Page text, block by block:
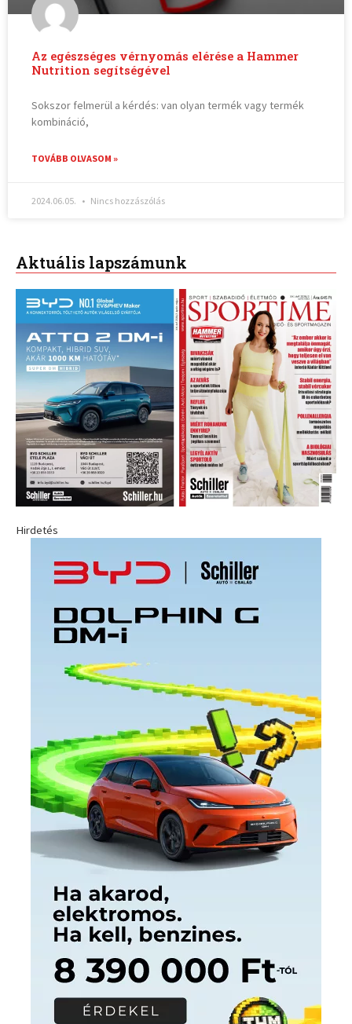
Az egészséges vérnyomás elérése a Hammer
Nutrition segítségével
Sokszor felmerül a kérdés: van olyan termék vagy termék
kombináció,
TOVÁBB OLVASOM »
2024.06.05. Nincs hozzászólás
Aktuális lapszámunk
Hirdetés